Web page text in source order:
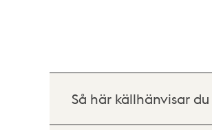
Så här källhänvisar